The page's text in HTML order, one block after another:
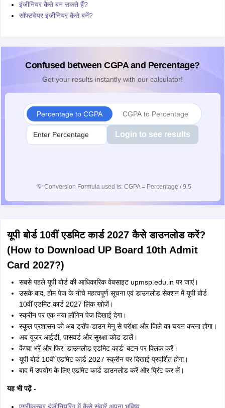
इंजीनियर कैसे बन सकते हैं?
सॉफ्टवेयर इंजीनियर कैसे बनें?
Confused between CGPA and Percentage?
Get your results instantly with our calculator!
Percentage to CGPA CGPA to Percentage
Login to see results
💡 Conversion Formula used is: CGPA = Percentage / 9.5
यूपी बोर्ड 10वीं एडमिट कार्ड 2027 कैसे डाउनलोड करें?
(How to Download UP Board 10th Admit
Card 2027?)
सबसे पहले यूपी बोर्ड की आधिकारिक वेबसाइट upmsp.edu.in पर जाएं।
उसके बाद, होम पेज के नीचे महत्वपूर्ण सूचना एवं डाउनलोड सेक्शन में यूपी बोर्ड
10वीं एडमिट कार्ड 2027 लिंक खोजें।
स्क्रीन पर एक नया लॉगिन पेज दिखाई देगा।
स्कूल प्रशासन को अब ड्रॉप-डाउन मेनू से परीक्षा और जिले का चयन करना होगा।
अब यूजर आईडी, पासवर्ड और सुरक्षा कोड डालें।
कैप्चा भरें और फिर 'डाउनलोड एडमिट कार्ड' बटन पर क्लिक करें।
यूपी बोर्ड 10वीं एडमिट कार्ड 2027 स्क्रीन पर दिखाई प्रदर्शित होगा।
बाद में उपयोग के लिए एडमिट कार्ड डाउनलोड करें और प्रिंट कर लें।
यह भी पढ़ें -